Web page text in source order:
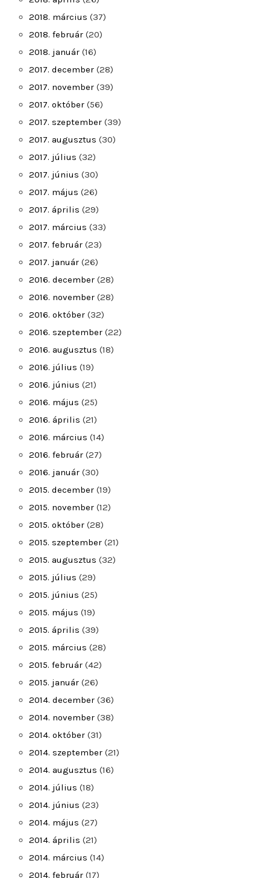
2018. március (37)
2018. február (20)
2018. január (16)
2017. december (28)
2017. november (39)
2017. október (56)
2017. szeptember (39)
2017. augusztus (30)
2017. július (32)
2017. június (30)
2017. május (26)
2017. április (29)
2017. március (33)
2017. február (23)
2017. január (26)
2016. december (28)
2016. november (28)
2016. október (32)
2016. szeptember (22)
2016. augusztus (18)
2016. július (19)
2016. június (21)
2016. május (25)
2016. április (21)
2016. március (14)
2016. február (27)
2016. január (30)
2015. december (19)
2015. november (12)
2015. október (28)
2015. szeptember (21)
2015. augusztus (32)
2015. július (29)
2015. június (25)
2015. május (19)
2015. április (39)
2015. március (28)
2015. február (42)
2015. január (26)
2014. december (36)
2014. november (38)
2014. október (31)
2014. szeptember (21)
2014. augusztus (16)
2014. július (18)
2014. június (23)
2014. május (27)
2014. április (21)
2014. március (14)
2014. február (17)